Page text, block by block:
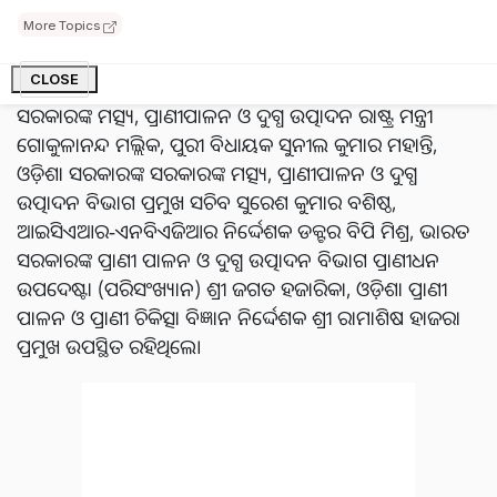
More Topics
CLOSE
ଏହି କର୍ମଶାଳାକୁ ମୁଖ୍ୟ ଅତିଥି ଭାବେ ଭାରତ ସରକାରଙ୍କ ମତ୍ସ୍ୟ,
ପ୍ରାଣୀପାଳନ ଓ ଦୁଗ୍ଧ ଉତ୍ପାଦନ ରାଷ୍ଟ୍ରମନ୍ତ୍ରୀ ପ୍ରଫେସର ଏସ.ପି.
ବାଘେଲ୍ ଉଦ୍‌ଘାଟନ କରିଛନ୍ତି । ଏହି ଅବସରରେ ଓଡ଼ିଶା
ସରକାରଙ୍କ ମତ୍ସ୍ୟ, ପ୍ରାଣୀପାଳନ ଓ ଦୁଗ୍ଧ ଉତ୍ପାଦନ ରାଷ୍ଟ୍ର ମନ୍ତ୍ରୀ
ଗୋକୁଳାନନ୍ଦ ମଲ୍ଲିକ, ପୁରୀ ବିଧାୟକ ସୁନୀଲ କୁମାର ମହାନ୍ତି,
ଓଡ଼ିଶା ସରକାରଙ୍କ ସରକାରଙ୍କ ମତ୍ସ୍ୟ, ପ୍ରାଣୀପାଳନ ଓ ଦୁଗ୍ଧ
ଉତ୍ପାଦନ ବିଭାଗ ପ୍ରମୁଖ ସଚିବ ସୁରେଶ କୁମାର ବଶିଷ୍ଠ,
ଆଇସିଏଆର-ଏନବିଏଜିଆର ନିର୍ଦ୍ଦେଶକ ଡକ୍ଟର ବିପି ମିଶ୍ର, ଭାରତ
ସରକାରଙ୍କ ପ୍ରାଣୀ ପାଳନ ଓ ଦୁଗ୍ଧ ଉତ୍ପାଦନ ବିଭାଗ ପ୍ରାଣୀଧନ
ଉପଦେଷ୍ଟା (ପରିସଂଖ୍ୟାନ) ଶ୍ରୀ ଜଗତ ହଜାରିକା, ଓଡ଼ିଶା ପ୍ରାଣୀ
ପାଳନ ଓ ପ୍ରାଣୀ ଚିକିତ୍ସା ବିଜ୍ଞାନ ନିର୍ଦ୍ଦେଶକ ଶ୍ରୀ ରାମାଶିଷ ହାଜରା
ପ୍ରମୁଖ ଉପସ୍ଥିତ ରହିଥିଲେ।